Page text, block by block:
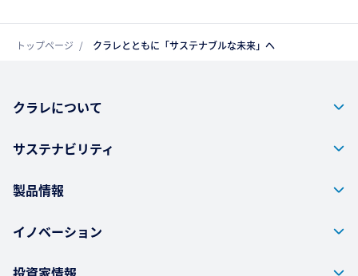
トップページ クラレとともに「サステナブルな未来」へ
クラレについて
サステナビリティ
製品情報
イノベーション